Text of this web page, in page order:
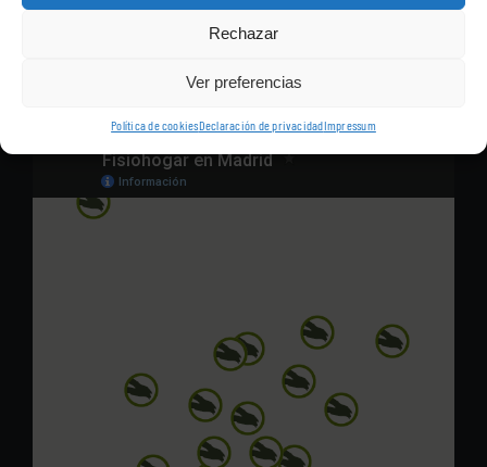
Rechazar
Ver preferencias
Política de cookiesDeclaración de privacidadImpressum
Nuestros fisioterapeutas se desplazarán a su domicilio, de
cualquiera de los barrios de Madrid, para ofrecerle las sesiones de